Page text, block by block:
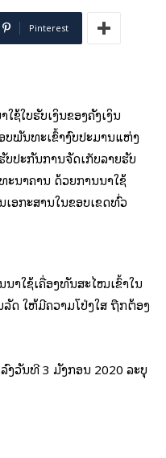
Pinterest
ຊ້ໃບຮັບເງິນຂອງຄັງເງິນ
ບພັນທະເຂົ້າງົບປະມານແຫ່ງ
ປະກັນການຈັດເກັບລາຍຮັບ
ະນາຄານ ດ້ວຍການນໍາໃຊ້
ເອກະສານໃນຂອບເຂດທົ່ວ
າໃຊ້ເຄື່ອງທັນສະໄໝເຂົ້າໃນ
ດ ໃຫ້ມີຄວາມໂປ່ງໃສ ຖືກຕ້ອງ
ງວັນທີ 3 ມັງກອນ 2020 ລະບຸ